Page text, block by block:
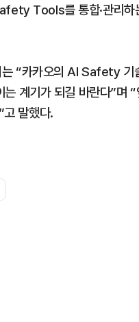
Tools를 통합·관리
“카카오의 AI Safety
계기가 되길 바란다”며
말했다.